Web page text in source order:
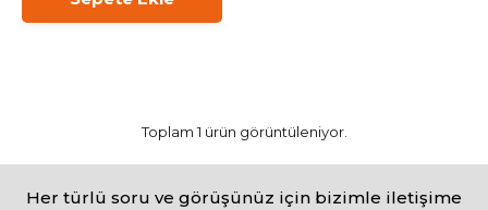
Toplam 1 ürün görüntüleniyor.
Her türlü soru ve görüşünüz için bizimle iletişime